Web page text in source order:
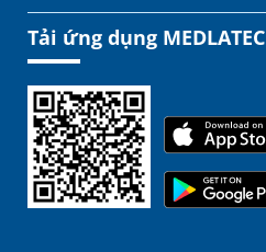
Tải ứng dụng MEDLATEC